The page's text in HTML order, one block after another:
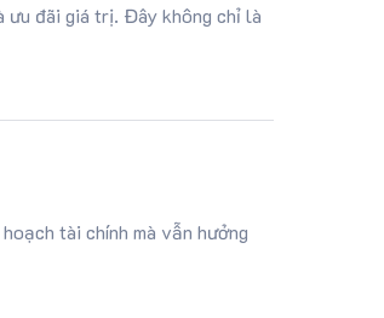
ưu đãi giá trị. Đây không chỉ là
tài chính mà vẫn hưởng